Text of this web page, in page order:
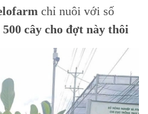
chỉ nuôi với số
cây cho đợt này thôi